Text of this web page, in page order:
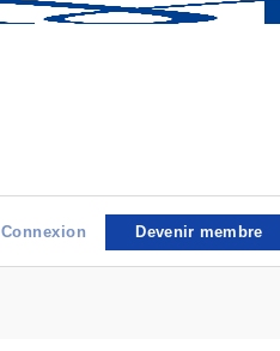
Connexion Devenir membre